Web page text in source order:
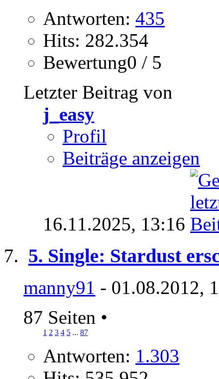
Antworten: 435
Hits: 282.354
Bewertung0 / 5
Letzter Beitrag von
j_easy
Profil
Beiträge anzeigen
16.11.2025, 13:16
5. Single: Stardust
manny91 - 01.08.2012,
87 Seiten •
1 2 3 4 5 ... 87
Antworten: 1.303